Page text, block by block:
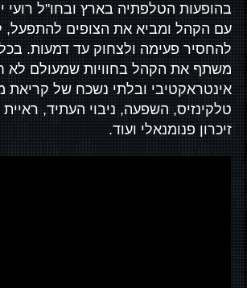
בהופעות הטלפתיה בארץ ובחו"ל רועי
עם הקהל ומביא את הצופים להתפעל,
להחסיר פעימה ולצחוק עד דמעות.
משתף את הקהל בחוויות שמעולם לא
אינטראקטיבי ובלתי נשכח של קריאת
טלקינזיס, השפעה, ניבוי העתיד,
זיכרון פנומנאלי ועוד.